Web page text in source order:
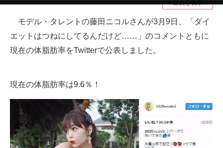
注目記事を集めた総合ページ
ITの今と未来を見通す
スマホと通信の最新トレンド
ビジネスと働き方のヒント
AI活用のいまが分かる
目次を表示
モデル・タレントの藤田ニコルさんが3月9日、「ダイ
エットはつねにしてるんだけど……」のコメントともに
現在の体脂肪率をTwitterで公表しました。
現在の体脂肪率は9.6％！